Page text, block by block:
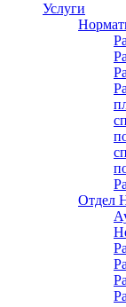
Услуги
Отдел